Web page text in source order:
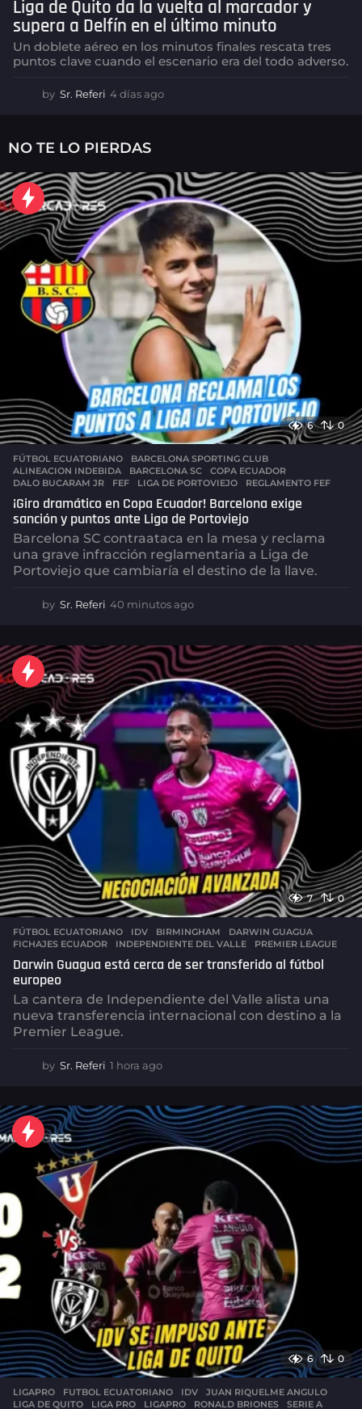
Liga de Quito da la vuelta al marcador y
supera a Delfín en el último minuto
Un doblete aéreo en los minutos finales rescata tres
puntos clave cuando el escenario era del todo adverso.
by Sr. Referi 4 días ago
g
o
NO TE LO PIERDAS
6 0
FÚTBOL ECUATORIANO ,BARCELONA SPORTING CLUB
ALINEACION INDEBIDA
,BARCELONA SC ,COPA ECUADOR
DALO BUCARAM JR
,FEF ,LIGA DE PORTOVIEJO ,REGLAMENTO FEF
¡Giro dramático en Copa Ecuador! Barcelona exige
sanción y puntos ante Liga de Portoviejo
Barcelona SC contraataca en la mesa y reclama
una grave infracción reglamentaria a Liga de
Portoviejo que cambiaría el destino de la llave.
by Sr. Referi 40 minutos ago
i
n
u
t
o
s
a
g
o
7 0
FÚTBOL ECUATORIANO ,IDV BIRMINGHAM ,DARWIN GUAGUA
FICHAJES ECUADOR
,INDEPENDIENTE DEL VALLE ,PREMIER LEAGUE
Darwin Guagua está cerca de ser transferido al fútbol
europeo
La cantera de Independiente del Valle alista una
nueva transferencia internacional con destino a la
Premier League.
by Sr. Referi 1 hora ago
r
a
a
6 0
LIGAPRO FUTBOL ECUATORIANO ,IDV ,JUAN RIQUELME ANGULO
LIGA DE QUITO
,LIGA PRO ,LIGAPRO ,RONALD BRIONES ,SERIE A